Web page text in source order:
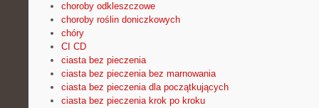
choroby odkleszczowe
choroby roślin doniczkowych
chóry
CI CD
ciasta bez pieczenia
ciasta bez pieczenia bez marnowania
ciasta bez pieczenia dla początkujących
ciasta bez pieczenia krok po kroku